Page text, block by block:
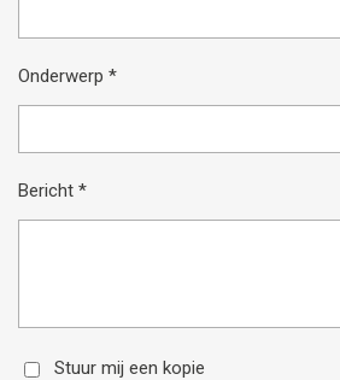
Onderwerp *
Bericht *
Stuur mij een kopie